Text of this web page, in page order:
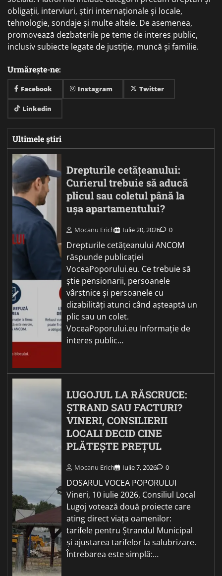
obligații, interviuri, știri internaționale și locale,
tehnologie, sondaje și multe altele. De asemenea,
promovează dezbaterile pe teme de interes public,
inclusiv subiecte legate de justiție, muncă și familie.
Urmărește-ne:
Facebook Instagram Twitter
Linkedin
Ultimele știri
Drepturile cetățeanului:
Curierul trebuie să aducă
plicul sau coletul până la
ușa apartamentului?
Mocanu Erich Iulie 20, 2026 0
Drepturile cetățeanului ANCOM
răspunde publicației
VoceaPoporului.eu. Ce trebuie să
știe pensionarii, persoanele
vârstnice și persoanele cu
dizabilități atunci când așteaptă un
plic sau un colet.
VoceaPoporului.eu Informație de
interes public…
LUGOJUL LA RĂSCRUCE:
ȘTRAND SAU FACTURI?
VINERI, CONSILIERII
LOCALI DECID CINE
PLĂTEȘTE PREȚUL
Mocanu Erich Iulie 7, 2026 0
DOSARUL VOCEA POPORULUI
Vineri, 10 iulie 2026, Consiliul Local
Lugoj votează două proiecte care
ating direct viața oamenilor:
tarifele pentru Ștrandul Municipal
și ajustarea tarifelor la salubrizare.
Întrebarea este simplă:…